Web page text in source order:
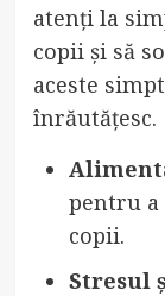
atenți la
copii și să
aceste
înrăutățesc.
pentru a
copii.
Stresul